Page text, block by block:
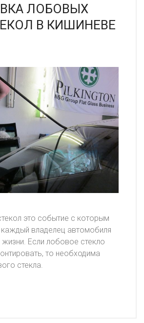
ЛОБОВЫХ
В КИШИНЕВЕ
это событие с которым
каждый владелец автомобиля
Если лобовое стекло
то необходима
стекла.